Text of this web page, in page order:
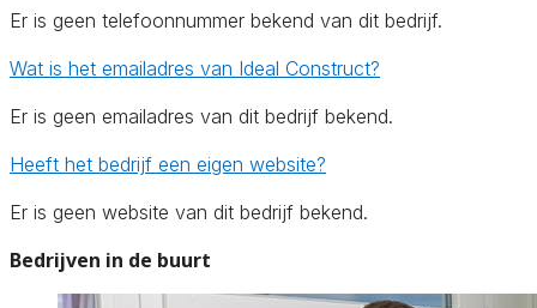
Er is geen telefoonnummer bekend van dit bedrijf.
Wat is het emailadres van Ideal Construct?
Er is geen emailadres van dit bedrijf bekend.
Heeft het bedrijf een eigen website?
Er is geen website van dit bedrijf bekend.
Bedrijven in de buurt